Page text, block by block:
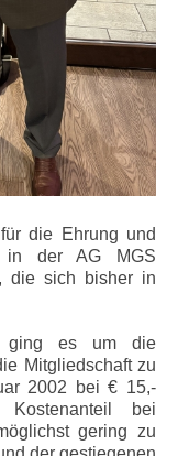
die Ehrung und
in der AG MGS
die sich bisher in
ging es um die
Mitgliedschaft zu
2002 bei € 15,-
bei
gering zu